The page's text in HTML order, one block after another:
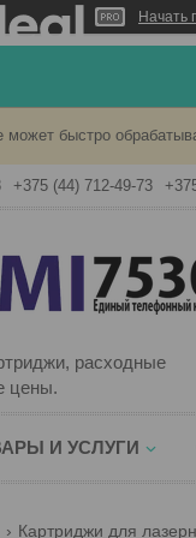
Начать
может быстро
+375 (44) 712-49-73
расходные
цены.
И УСЛУГИ
Картриджи для